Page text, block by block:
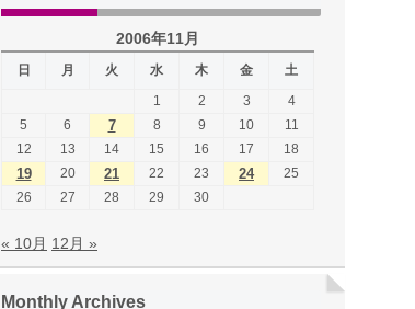
2006年11月
日 月 火 水 木 金
土
1
2 3
4
5
6 7 8 9 10
11
12
13 14 15 16 17 18
19 20 21 22 23 24
25
26
27 28 29 30
« 10月 12月 »
Monthly Archives